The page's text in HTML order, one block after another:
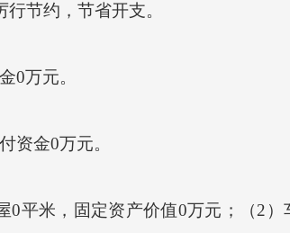
节约，节省开支。
万元。
金0万元。
米，固定资产价值0万元；（2）